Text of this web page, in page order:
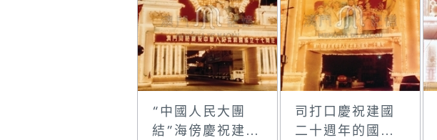
“中國人民大團
結”海傍慶祝建國
司打口慶祝建國
二十週年的國慶